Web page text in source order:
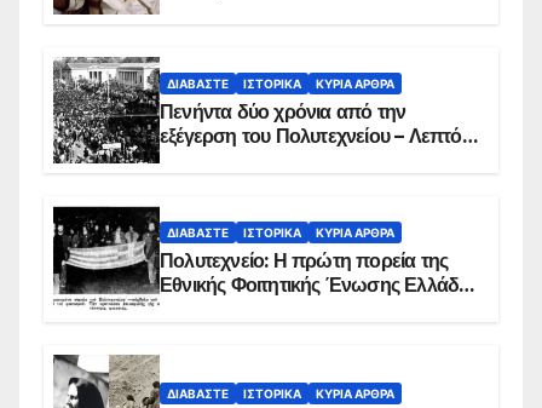
ΔΙΑΒΆΣΤΕ ΙΣΤΟΡΙΚΆ ΚΥΡΙΑ ΑΡΘΡΑ
Πενήντα δύο χρόνια από την
εξέγερση του Πολυτεχνείου – Λεπτό
ΔΙΑΒΆΣΤΕ ΙΣΤΟΡΙΚΆ ΚΥΡΙΑ ΑΡΘΡΑ
Πολυτεχνείο: Η πρώτη πορεία της
Εθνικής Φοιτητικής Ένωσης Ελλάδος
ΔΙΑΒΆΣΤΕ ΙΣΤΟΡΙΚΆ ΚΥΡΙΑ ΑΡΘΡΑ